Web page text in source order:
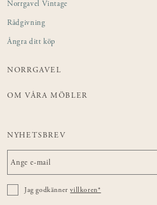
Norrgavel Vintage
Rådgivning
Ångra ditt köp
NORRGAVEL
OM VÅRA MÖBLER
NYHETSBREV
Jag godkännervillkoren*